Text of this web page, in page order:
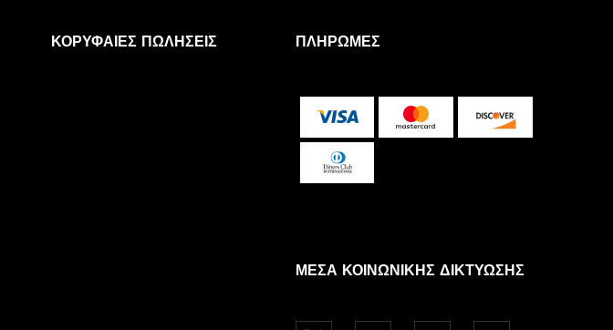
ΚΟΡΥΦΑΊΕΣ ΠΩΛΉΣΕΙΣ ΠΛΗΡΩΜΈΣ
ΜΈΣΑ ΚΟΙΝΩΝΙΚΉΣ ΔΙΚΤΎΩΣΗΣ